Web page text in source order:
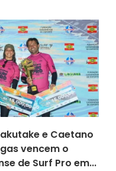
e Caetano
vencem o
de Surf Pro em...